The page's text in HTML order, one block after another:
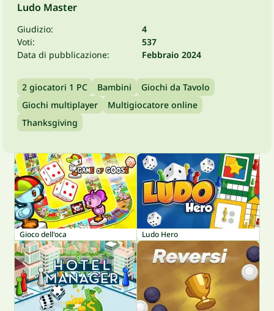
Ludo Master
Giudizio:
4
Voti:
537
Data di pubblicazione:
Febbraio 2024
2 giocatori 1 PC Bambini
Giochi da Tavolo
Giochi multiplayer
Multigiocatore online
Thanksgiving
Gioco dell'oca Ludo Hero